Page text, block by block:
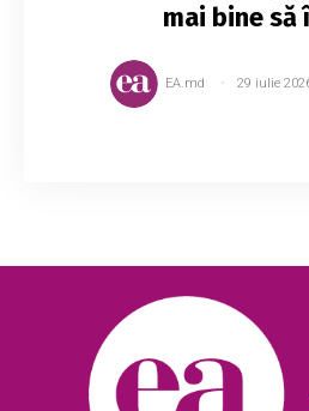
mai bine să
EA.md 29 iulie